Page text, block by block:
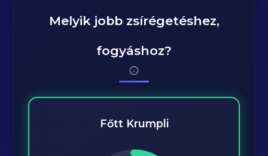
Melyik jobb zsírégetéshez,
fogyáshoz?
Főtt Krumpli